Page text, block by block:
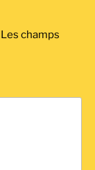
Les champs